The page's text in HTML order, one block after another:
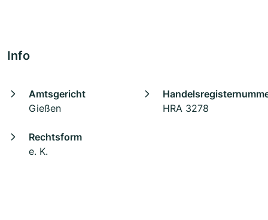
Info
Amtsgericht
Gießen
HRA 3278
Rechtsform
e. K.